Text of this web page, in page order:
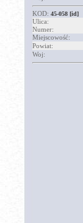
KOD: 45-058 [id]
Ulica:
Numer:
Miejscowość:
Powiat:
Woj: